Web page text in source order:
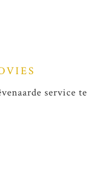
service te